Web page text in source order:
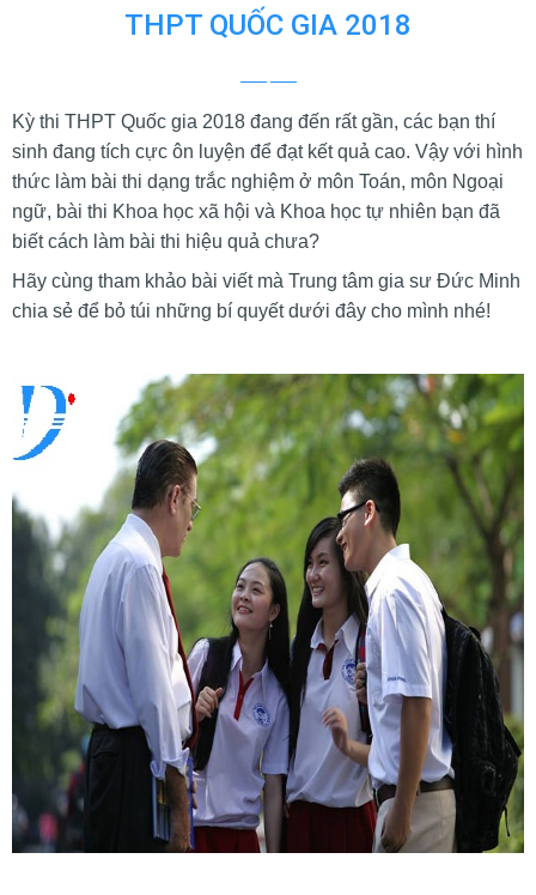
THPT QUỐC GIA 2018
Kỳ thi THPT Quốc gia 2018 đang đến rất gần, các bạn thí
sinh đang tích cực ôn luyện để đạt kết quả cao. Vậy với hình
thức làm bài thi dạng trắc nghiệm ở môn Toán, môn Ngoại
ngữ, bài thi Khoa học xã hội và Khoa học tự nhiên bạn đã
biết cách làm bài thi hiệu quả chưa?
Hãy cùng tham khảo bài viết mà Trung tâm gia sư Đức Minh
chia sẻ để bỏ túi những bí quyết dưới đây cho mình nhé!